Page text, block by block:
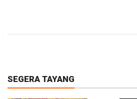
SEGERA TAYANG